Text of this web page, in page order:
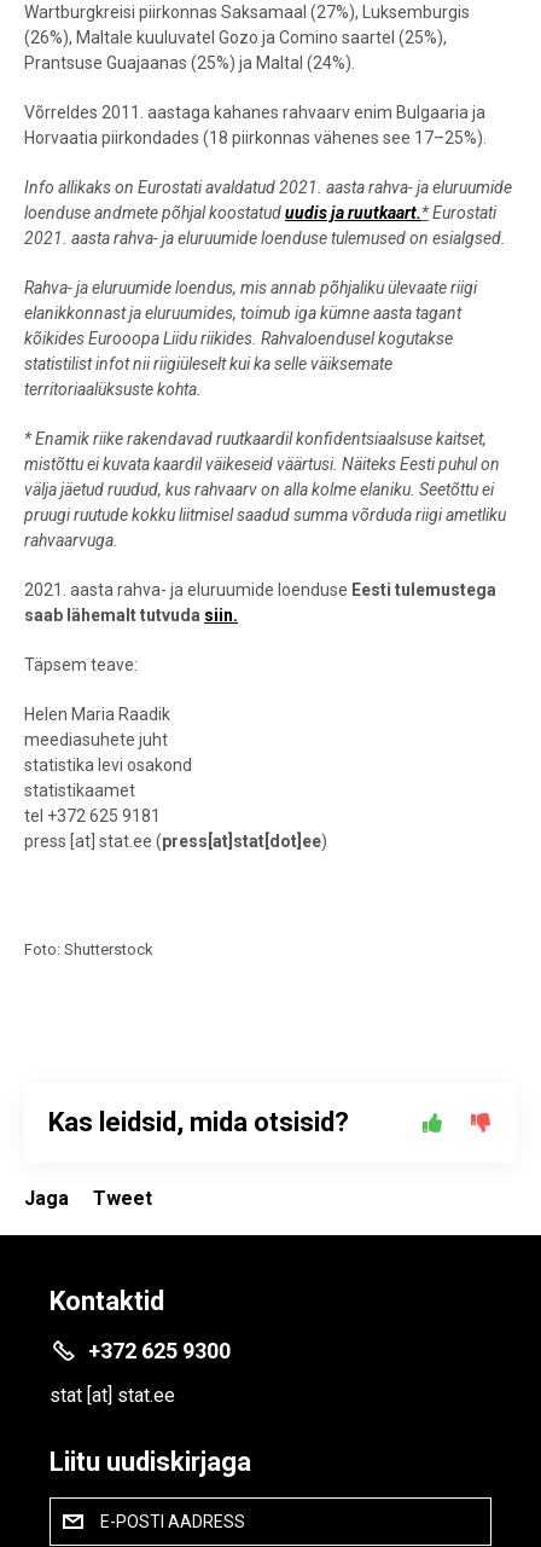
Wartburgkreisi piirkonnas Saksamaal (27%), Luksemburgis
(26%), Maltale kuuluvatel Gozo ja Comino saartel (25%),
Prantsuse Guajaanas (25%) ja Maltal (24%).
Võrreldes 2011. aastaga kahanes rahvaarv enim Bulgaaria ja
Horvaatia piirkondades (18 piirkonnas vähenes see 17–25%).
Info allikaks on Eurostati avaldatud 2021. aasta rahva- ja eluruumide
loenduse andmete põhjal koostatuduudis ja ruutkaart.*Eurostati
2021. aasta rahva- ja eluruumide loenduse tulemused on esialgsed.
Rahva- ja eluruumide loendus, mis annab põhjaliku ülevaate riigi
elanikkonnast ja eluruumides, toimub iga kümne aasta tagant
kõikides Eurooopa Liidu riikides. Rahvaloendusel kogutakse
statistilist infot nii riigiüleselt kui ka selle väiksemate
territoriaalüksuste kohta.
* Enamik riike rakendavad ruutkaardil konfidentsiaalsuse kaitset,
mistõttu ei kuvata kaardil väikeseid väärtusi. Näiteks Eesti puhul on
välja jäetud ruudud, kus rahvaarv on alla kolme elaniku. Seetõttu ei
pruugi ruutude kokku liitmisel saadud summa võrduda riigi ametliku
rahvaarvuga.
2021. aasta rahva- ja eluruumide loenduse Eesti tulemustega
saab lähemalt tutvuda siin.
Täpsem teave:
Helen Maria Raadik
meediasuhete juht
statistika levi osakond
statistikaamet
tel +372 625 9181
press [at] stat.ee (press[at]stat[dot]ee)
Foto: Shutterstock
Kas leidsid, mida otsisid?
Jaga Tweet
Kontaktid
+372 625 9300
stat [at] stat.ee
Liitu uudiskirjaga
E-POSTI AADRESS